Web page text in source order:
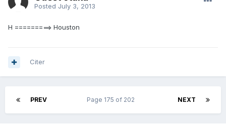
Posted July 3, 2013
H =========> Houston
Citer
PREV NEXT
Page 175 of 202